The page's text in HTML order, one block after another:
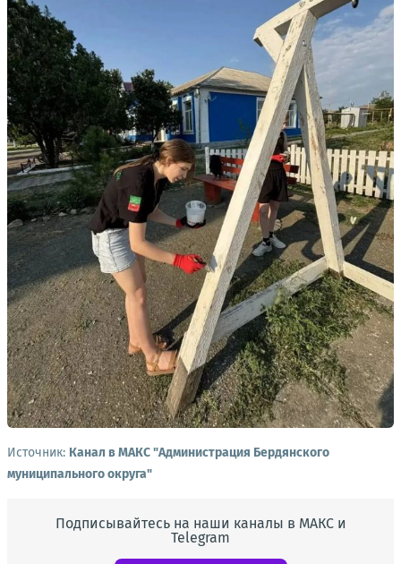
Источник: Канал в МАКС "Администрация Бердянского
муниципального округа"
Подписывайтесь на наши каналы в МАКС и
Telegram